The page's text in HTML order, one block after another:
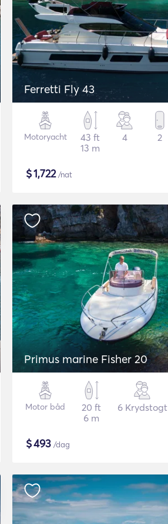
Ferretti Fly 43
Motoryacht
43 ft
13 m
4 2
$1,722/nat
Primus marine Fisher 20
Motor båd
20 ft
6 m
6 Krydstogt
$493 /dag